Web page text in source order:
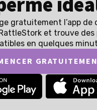
gratuitement l’app de
et trouve des
en quelques